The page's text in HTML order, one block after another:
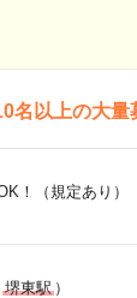
名以上の大量
！（規定あり）
堺東駅）